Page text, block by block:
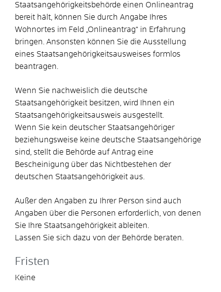
Staatsangehörigkeitsbehörde einen Onlineantrag
bereit hält, können Sie durch Angabe Ihres
Wohnortes im Feld „Onlineantrag“ in Erfahrung
bringen. Ansonsten können Sie die Ausstellung
eines Staatsangehörigkeitsausweises formlos
beantragen.
Wenn Sie nachweislich die deutsche
Staatsangehörigkeit besitzen, wird Ihnen ein
Staatsangehörigkeitsausweis ausgestellt.
Wenn Sie kein deutscher Staatsangehöriger
beziehungsweise keine deutsche Staatsangehörige
sind, stellt die Behörde auf Antrag eine
Bescheinigung über das Nichtbestehen der
deutschen Staatsangehörigkeit aus.
Außer den Angaben zu Ihrer Person sind auch
Angaben über die Personen erforderlich, von denen
Sie Ihre Staatsangehörigkeit ableiten.
Lassen Sie sich dazu von der Behörde beraten.
Fristen
Keine